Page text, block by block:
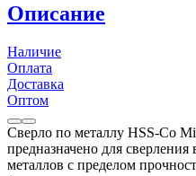
Описание
Наличие
Оплата
Доставка
Оптом
Сверло по металлу HSS-Co
предназначено для
металлов с пределом